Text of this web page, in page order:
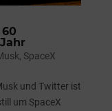
SpaceX
und Twitter ist
um SpaceX